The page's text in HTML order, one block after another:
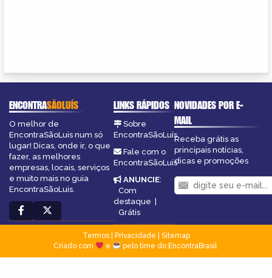
ENCONTRASÃOLUÍS
O melhor de
EncontraSãoLuis num só
lugar! Dicas, onde ir, o que
fazer, as melhores
empresas, locais, serviços
e muito mais no guia
EncontraSãoLuis.
LINKS RÁPIDOS
Sobre
EncontraSãoLuís
Fale com o
EncontraSãoLuís
ANUNCIE:
Com
destaque |
Grátis
NOVIDADES POR E-
MAIL
Receba grátis as
principais notícias,
dicas e promoções
Termos| Privacidade
Sitemap
Criado com
e pelo time do EncontraBrasil